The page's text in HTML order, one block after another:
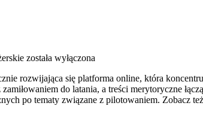
została wyłączona
rozwijająca się platforma online, która
do latania, a treści merytoryczne
po tematy związane z pilotowaniem. Zobacz